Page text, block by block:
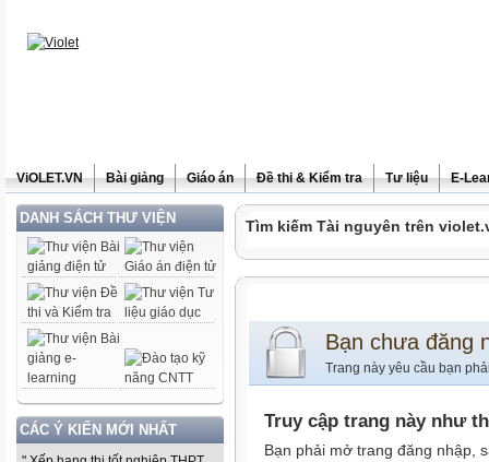
ViOLET.VN Bài giảng Giáo án Đề thi & Kiểm tra Tư liệu E-
DANH SÁCH THƯ VIỆN
CÁC Ý KIẾN MỚI NHẤT
Tìm kiếm Tài nguyên trên
Bạn chưa đăng
Trang này yêu cầu bạn
Truy cập trang này như
Bạn phải mở trang đăng nhập,